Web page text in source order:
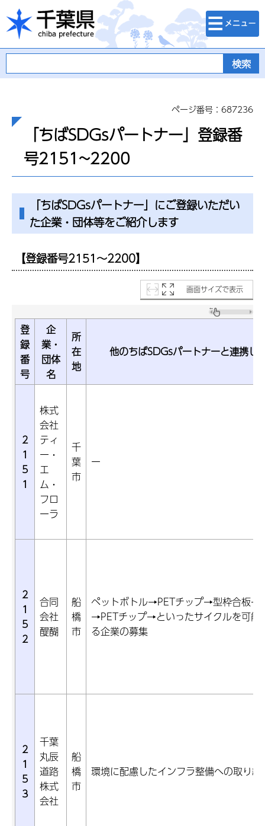
千葉県
検索・メニュ
ー
ページ番号：687236
「ちばSDGsパートナー」登録番
号2151~2200
「ちばSDGsパートナー」にご登録いただい
た企業・団体等をご紹介します
【登録番号2151～2200】
画面サイズで表示
登
録
番
号
企
業・
団体
名
所
在
地
他のちばSDGsパートナーと連携し
2
1
5
1
株式
会社
ティ
ー・
エ
ム・
フロ
ーラ
千
葉
市
ー
2
1
5
2
合同
会社
醍醐
船
橋
市
ペットボトル→PETチップ→型枠合板
→PETチップ→といったサイクルを可能
る企業の募集
2
1
5
3
千葉
丸辰
道路
株式
会社
船
橋
市
環境に配慮したインフラ整備への取り組